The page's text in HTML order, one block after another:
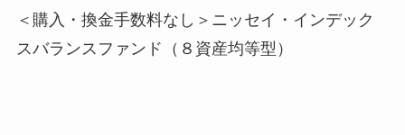
＜購入・換金手数料なし＞ニッセイ・インデック
スバランスファンド（８資産均等型）